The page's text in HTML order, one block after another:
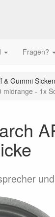
Fragen?
& Gummi Sicken
- 1x